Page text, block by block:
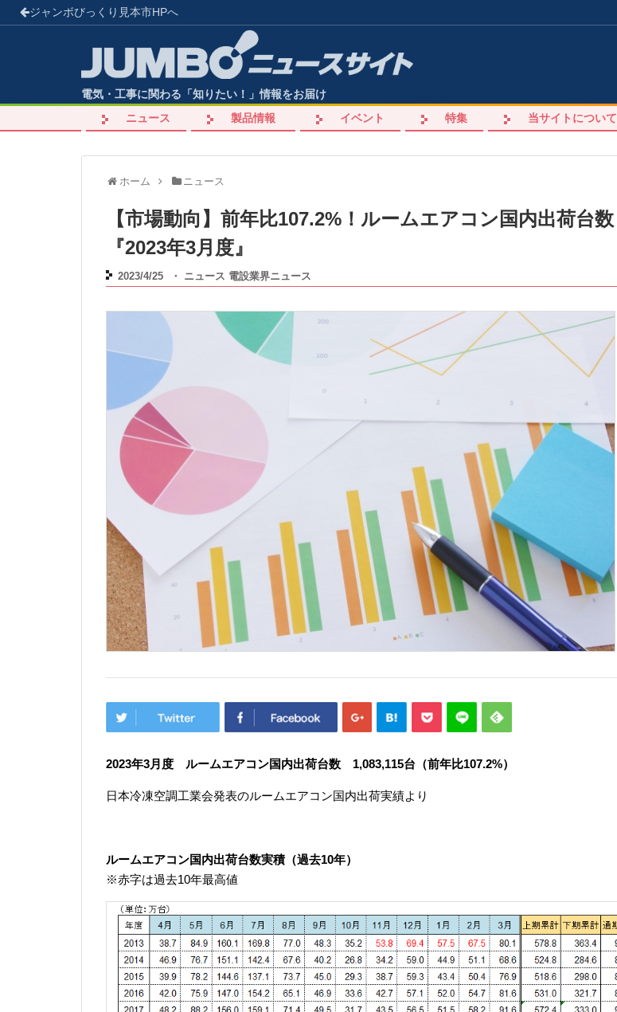
ジャンボびっくり見本市HPへ
電気・工事に関わる「知りたい！」情報をお届け
ニュース
製品情報 イベント 特集 当サイトについて
ホーム ニュース
【市場動向】前年比107.2%！ルームエアコン国内出荷台数
『2023年3月度』
2023/4/25 ・ ニュース 電設業界ニュース
2023年3月度 ルームエアコン国内出荷台数 1,083,115台（前年比107.2%）
日本冷凍空調工業会発表のルームエアコン国内出荷実績より
ルームエアコン国内出荷台数実積（過去10年）
※赤字は過去10年最高値